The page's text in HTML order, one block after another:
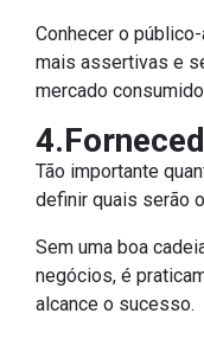
Conhecer o
mais assertivas e
mercado
Tão importante
definir quais serão
Sem uma boa
negócios, é
alcance o sucesso.